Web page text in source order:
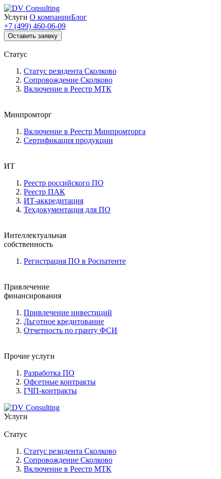
Услуги О компанииБлог
+7 (499) 460-06-09
Оставить заявку
Статус
Статус резидента Сколково
Сопровождение Сколково
Включение в Реестр МТК
Минпромторг
Включение в Реестр Минпромторга
Сертификация продукции
ИТ
Реестр российского ПО
Реестр ПАК
ИТ-аккредитация
Техдокументация для ПО
Интеллектуальная
собственность
Регистрация ПО в Роспатенте
Привлечение
финансирования
Привлечение инвестиций
Льготное кредитование
Отчетность по гранту ФСИ
Прочие услуги
Разработка ПО
Офсетные контракты
ГЧП-контракты
Услуги
Статус
Статус резидента Сколково
Сопровождение Сколково
Включение в Реестр МТК